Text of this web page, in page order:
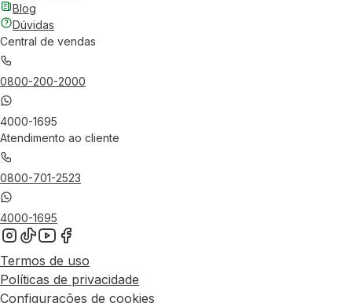
Blog
Dúvidas
Central de vendas
0800-200-2000
4000-1695
Atendimento ao cliente
0800-701-2523
4000-1695
Termos de uso
Políticas de privacidade
Configurações de cookies